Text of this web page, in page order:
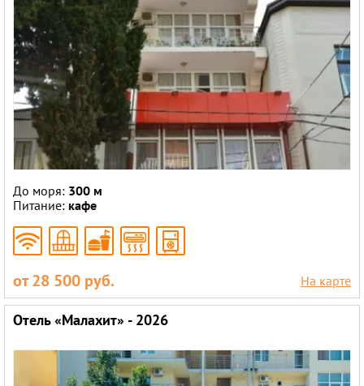
До моря: 300 м
Питание: кафе
от 28 500 руб. На карте
Отель «Малахит» - 2026